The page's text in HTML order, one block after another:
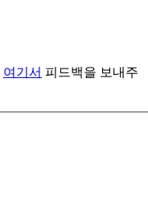
여기서 피드백을 보내주